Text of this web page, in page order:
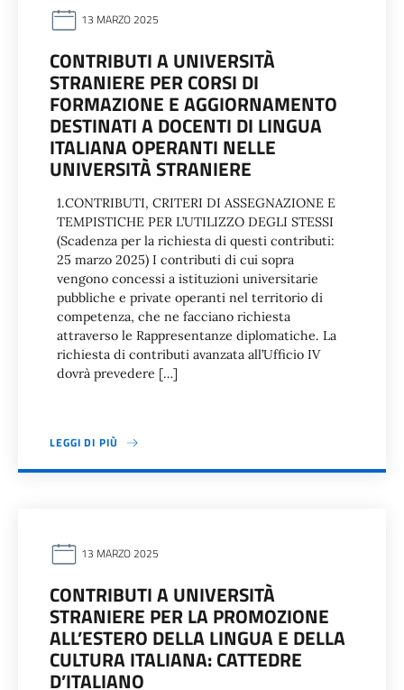
13 MARZO 2025
CONTRIBUTI A UNIVERSITÀ
STRANIERE PER CORSI DI
FORMAZIONE E AGGIORNAMENTO
DESTINATI A DOCENTI DI LINGUA
ITALIANA OPERANTI NELLE
UNIVERSITÀ STRANIERE
1.CONTRIBUTI, CRITERI DI ASSEGNAZIONE E
TEMPISTICHE PER L’UTILIZZO DEGLI STESSI
(Scadenza per la richiesta di questi contributi:
25 marzo 2025) I contributi di cui sopra
vengono concessi a istituzioni universitarie
pubbliche e private operanti nel territorio di
competenza, che ne facciano richiesta
attraverso le Rappresentanze diplomatiche. La
richiesta di contributi avanzata all’Ufficio IV
dovrà prevedere […]
LEGGI DI PIÙ
13 MARZO 2025
CONTRIBUTI A UNIVERSITÀ
STRANIERE PER LA PROMOZIONE
ALL’ESTERO DELLA LINGUA E DELLA
CULTURA ITALIANA: CATTEDRE
D’ITALIANO